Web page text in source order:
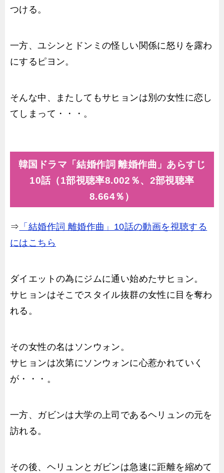
つける。
一方、ユシンとドンミの怪しい関係に怒りを露わ
にするピヨン。
そんな中、またしてもサヒョンは別の女性に恋し
てしまって・・・。
韓国ドラマ「結婚作詞 離婚作曲」あらすじ
10話（1部視聴率8.002％、2部視聴率
8.664％）
⇒ 「結婚作詞 離婚作曲」10話の動画を視聴する
にはこちら
ダイエットの為にジムに通い始めたサヒョン。
サヒョンはそこでスタイル抜群の女性に目を奪わ
れる。
その女性の名はソンウォン。
サヒョンは次第にソンウォンに心惹かれていく
が・・・。
一方、ガビンは大学の上司であるヘリュンの元を
訪れる。
その後、ヘリュンとガビンは急速に距離を縮めて